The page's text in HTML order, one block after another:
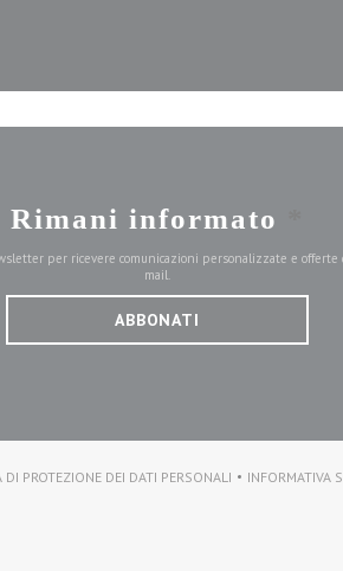
finestra))
Rimani informato
per ricevere comunicazioni personalizzate e
mail.
ABBONATI
DI PROTEZIONE DEI DATI PERSONALI
((APRE UNA NUOVA FINESTRA))
INFORMATIVA